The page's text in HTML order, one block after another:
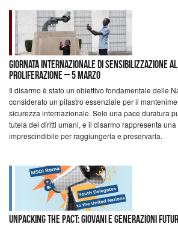
Giornata Internazionale di Sensibilizzazione
Proliferazione – 5 marzo
Il disarmo è stato un obiettivo fondamentale delle
considerato un pilastro essenziale per il
sicurezza internazionale. Solo una pace duratura
tutela dei diritti umani, e il disarmo rappresenta
imprescindibile per raggiungerla e preservarla.
UNpacking the Pact: Giovani e Generazioni